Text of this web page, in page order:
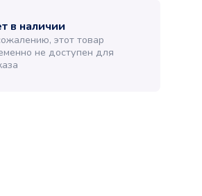
в наличии
этот товар
не доступен для